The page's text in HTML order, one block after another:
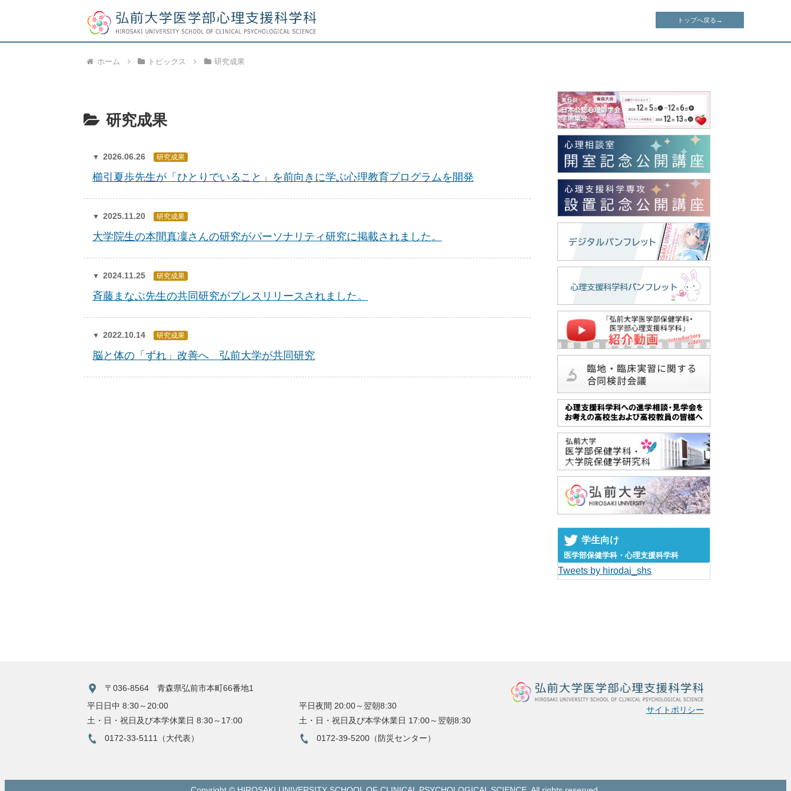
トップへ戻る→
ホーム トピックス 研究成果
研究成果
2026.06.26 研究成果
櫛引夏歩先生が「ひとりでいること」を前向きに学ぶ心理教育プログラムを開発
2025.11.20 研究成果
大学院生の本間真凜さんの研究がパーソナリティ研究に掲載されました。
2024.11.25 研究成果
斉藤まなぶ先生の共同研究がプレスリリースされました。
2022.10.14 研究成果
脳と体の「ずれ」改善へ 弘前大学が共同研究
学生向け
医学部保健学科・心理支援科学科
Tweets by hirodai_shs
〒036-8564 青森県弘前市本町66番地1
平日日中 8:30～20:00
土・日・祝日及び本学休業日 8:30～17:00
0172-33-5111（大代表）
平日夜間 20:00～翌朝8:30
土・日・祝日及び本学休業日 17:00～翌朝8:30
0172-39-5200（防災センター）
サイトポリシー